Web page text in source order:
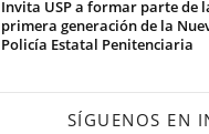
Invita USP a formar parte de
primera generación de la
Policía Estatal Penitenciaria
SÍGUENOS EN